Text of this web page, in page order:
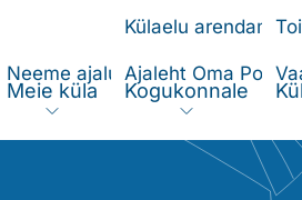
Meie küla
Neeme ajalugu
Kogukonnale
Külaelu arendamine
Ajaleht Oma